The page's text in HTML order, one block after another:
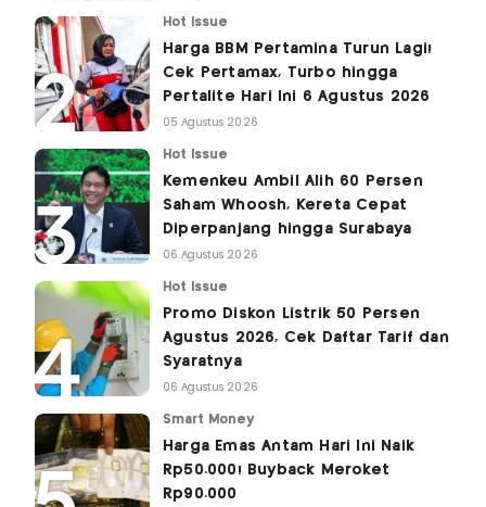
Hot Issue
Harga BBM Pertamina Turun Lagi!
Cek Pertamax, Turbo hingga
Pertalite Hari Ini 6 Agustus 2026
05 Agustus 2026
Hot Issue
Kemenkeu Ambil Alih 60 Persen
Saham Whoosh, Kereta Cepat
Diperpanjang hingga Surabaya
06 Agustus 2026
Hot Issue
Promo Diskon Listrik 50 Persen
Agustus 2026, Cek Daftar Tarif dan
Syaratnya
06 Agustus 2026
Smart Money
Harga Emas Antam Hari Ini Naik
Rp50.000! Buyback Meroket
Rp90.000